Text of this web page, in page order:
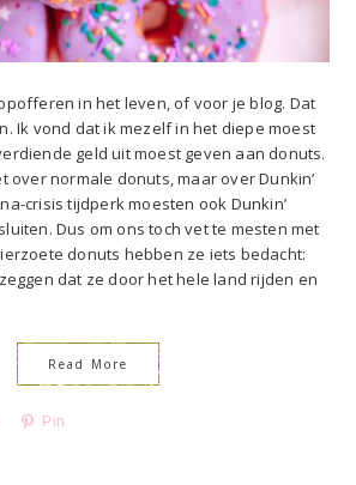
in het leven, of voor je blog. Dat
Ik vond dat ik mezelf in het diepe moest
geld uit moest geven aan donuts.
over normale donuts, maar over Dunkin’
crisis tijdperk moesten ook Dunkin’
Dus om ons toch vet te mesten met
donuts hebben ze iets bedacht:
dat ze door het hele land rijden en
Read More
Pin